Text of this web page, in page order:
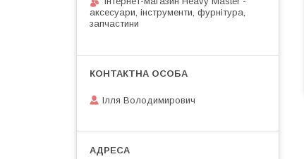
аксесуари, інструменти, фурнітура,
запчастини
Ілля Володимирович